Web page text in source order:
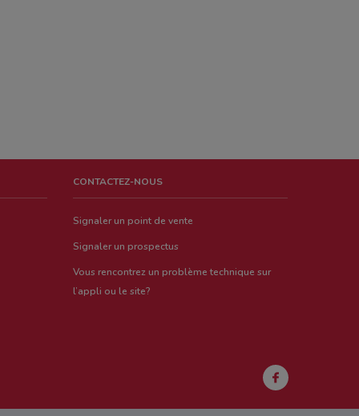
CONTACTEZ-NOUS
Signaler un point de vente
Signaler un prospectus
Vous rencontrez un problème technique sur
l’appli ou le site?